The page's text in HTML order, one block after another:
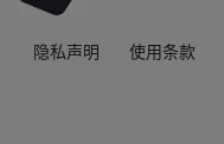
隐私声明 使用条款